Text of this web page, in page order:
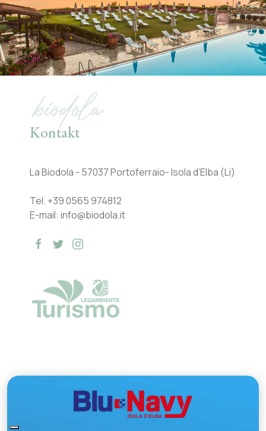
Kontakt
biodola
La Biodola - 57037 Portoferraio- Isola d’Elba (Li)
Tel. +39 0565 974812
E-mail: info@biodola.it